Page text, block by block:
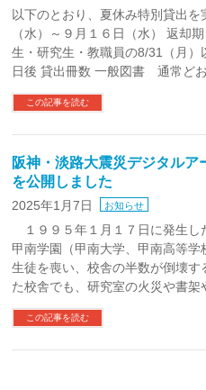
以下のとおり、夏休み特別貸出
（水）～９月１６日（水） 返却
生・研究生・教職員の8/31（月
日後 貸出冊数 一般図書 通常ど
この記事を読む
阪神・淡路大震災デジタルア
を公開しました
2025年1月7日 お知らせ
１９９５年１月１７日に発生し
甲南学園（甲南大学、甲南高等学
生徒を喪い、校舎の半数が倒壊
た校舎でも、研究室の火災や書架
この記事を読む